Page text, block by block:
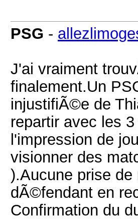
PSG -
J'ai vraiment
finalement.Un
injustifiÃ©e de
repartir avec les
l'impression de
visionner des
).Aucune prise
dÃ©fendant en
Confirmation du